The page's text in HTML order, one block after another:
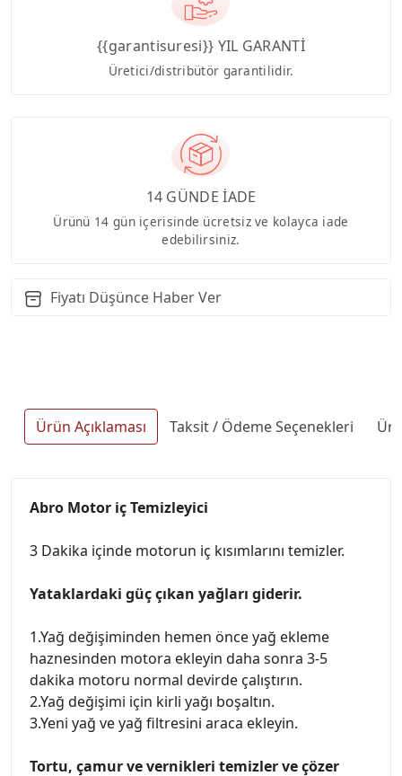
{{garantisuresi}} YIL GARANTİ
Üretici/distribütör garantilidir.
14 GÜNDE İADE
Ürünü 14 gün içerisinde ücretsiz ve kolayca iade
edebilirsiniz.
Fiyatı Düşünce Haber Ver
Ürün Açıklaması Taksit / Ödeme Seçenekleri
Abro Motor iç Temizleyici
3 Dakika içinde motorun iç kısımlarını temizler.
Yataklardaki güç çıkan yağları giderir.
1.Yağ değişiminden hemen önce yağ ekleme
haznesinden motora ekleyin daha sonra 3-5
dakika motoru normal devirde çalıştırın.
2.Yağ değişimi için kirli yağı boşaltın.
3.Yeni yağ ve yağ filtresini araca ekleyin.
Tortu, çamur ve vernikleri temizler ve çözer